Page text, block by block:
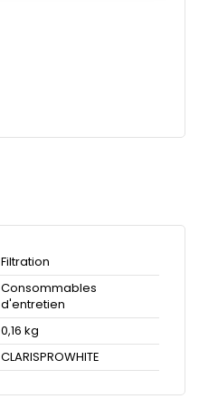
Filtration
Consommables
d'entretien
0,16 kg
CLARISPROWHITE